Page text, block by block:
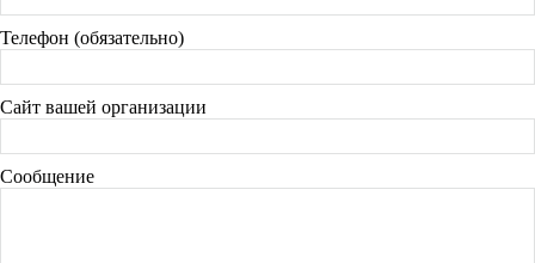
Телефон (обязательно)
Сайт вашей организации
Сообщение